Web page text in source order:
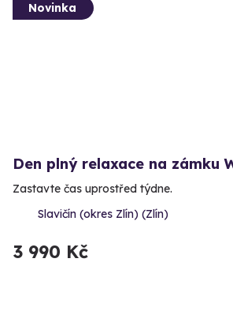
Novinka
Den plný relaxace na zámku
Zastavte čas uprostřed týdne.
Slavičín (okres Zlín) (Zlín)
3 990 Kč